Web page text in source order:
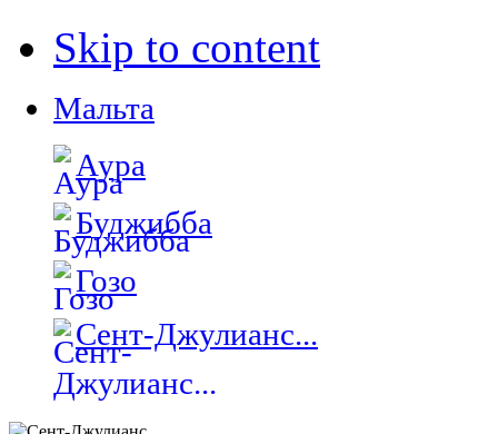
Skip to content
Мальта
Аура
Буджибба
Гозо
Сент-Джулианс...